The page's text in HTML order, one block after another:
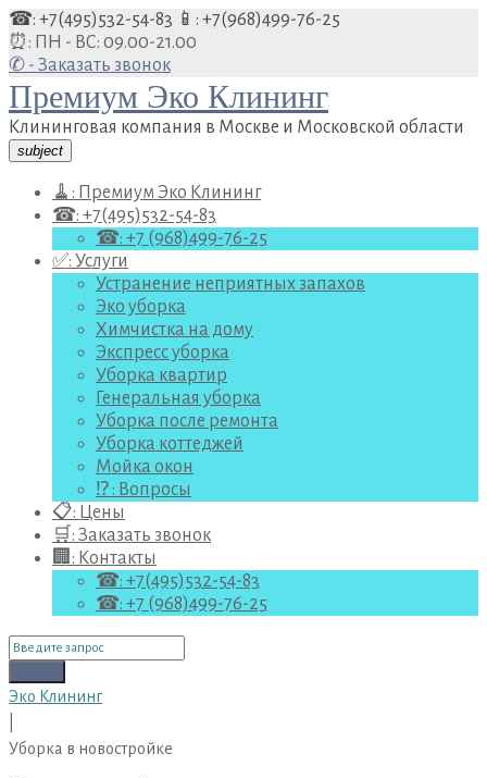
Перейти
к
содержанию
☎: +7(495)532-54-83 📱: +7(968)499-76-25
⏰: ПН - ВС: 09.00-21.00
✆ - Заказать звонок
Премиум Эко Клининг
Клининговая компания в Москве и Московской области
subject
🧹: Премиум Эко Клининг
☎: +7(495)532-54-83
☎: +7 (968)499-76-25
✅: Услуги
Устранение неприятных запахов
Эко уборка
Химчистка на дому
Экспресс уборка
Уборка квартир
Генеральная уборка
Уборка после ремонта
Уборка коттеджей
Мойка окон
⁉ : Вопросы
📋: Цены
🛒: Заказать звонок
🏢: Контакты
☎: +7(495)532-54-83
☎: +7 (968)499-76-25
Поиск
для:
Эко Клининг
Уборка в новостройке